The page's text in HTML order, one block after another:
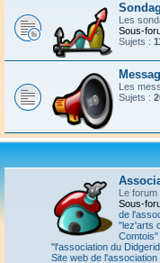
Les
Sous-
Sujets :
Les
Sujets :
Le forum
Sous-
de
"lez'arts
"l'association du
Site web de